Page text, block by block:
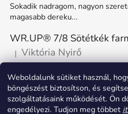
Weboldalunk sütiket használ,
böngészést biztosítson, és
szolgáltatásaink működését. Ön
engedélyezi. Tudjon meg többet
Sokadik nadragom, nagyon
magasabb dereku...
A termék értékelése 5-ből 5
| Viktória Nyirő
Nagyon kényelmes, rugalmas.